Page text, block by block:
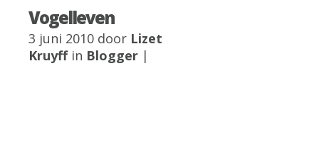
Vogelleven
3 juni 2010 door Lizet
Kruyffin Blogger |